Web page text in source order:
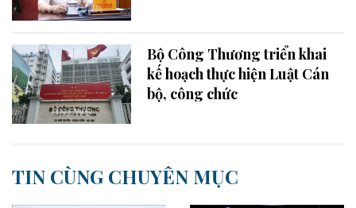
Bộ Công Thương triển khai
kế hoạch thực hiện Luật Cán
bộ, công chức
TIN CÙNG CHUYÊN MỤC